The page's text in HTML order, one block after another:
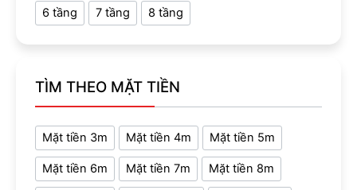
6 tầng 7 tầng 8 tầng
TÌM THEO MẶT TIỀN
Mặt tiền 3m Mặt tiền 4m Mặt tiền 5m
Mặt tiền 6m Mặt tiền 7m Mặt tiền 8m